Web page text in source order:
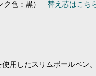
ク色：黒） 替え芯はこち
用したスリムボールペン。